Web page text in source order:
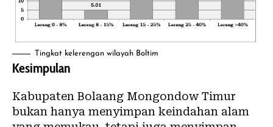
Tingkat kelerengan wilayah Boltim
Kesimpulan
Kabupaten Bolaang Mongondow Timur
bukan hanya menyimpan keindahan alam